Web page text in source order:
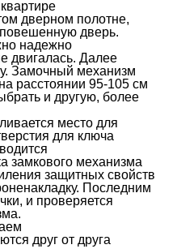
дверном полотне,
дверь.
надежно
двигалась. Далее
Замочный механизм
расстоянии 95-105 см
и другую, более
место для
для ключа
замкового механизма
защитных свойств
Последним
и проверяется
друг от друга